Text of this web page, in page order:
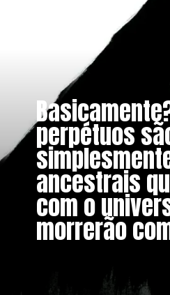
perpétuos
ancestrais
com o
morrerão